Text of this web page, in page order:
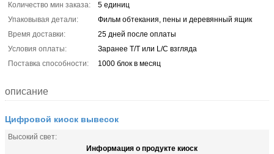
Количество мин заказа:
5 единиц
Упаковывая детали:
Фильм обтекания, пены и деревянный ящик
Время доставки:
25 дней после оплаты
Условия оплаты:
Заранее T/T или L/C взгляда
Поставка способности:
1000 блок в месяц
описание
Цифровой киоск вывесок
Высокий свет:
Информация о продукте киоск